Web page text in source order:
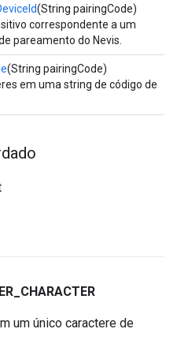
(String pairingCode)
correspondente a um
pareamento do Nevis.
(String pairingCode)
em uma string de código de
CHARACTER
um único caractere de